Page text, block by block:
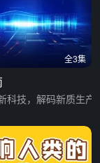
全3集
科技，解码新质生产力